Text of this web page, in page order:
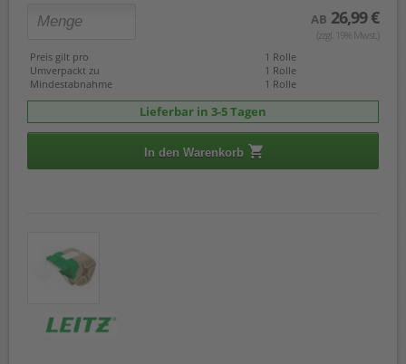
AB 26,99 €
(zzgl. 19% Mwst.)
Preis gilt pro
1 Rolle
Umverpackt zu
1 Rolle
Mindestabnahme
1 Rolle
Lieferbar in 3-5 Tagen
In den Warenkorb